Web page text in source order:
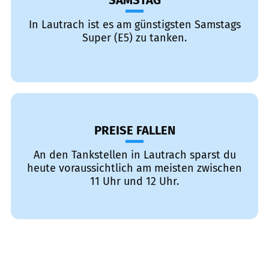
In Lautrach ist es am günstigsten Samstags
Super (E5) zu tanken.
PREISE FALLEN
An den Tankstellen in Lautrach sparst du
heute voraussichtlich am meisten zwischen
11 Uhr und 12 Uhr.